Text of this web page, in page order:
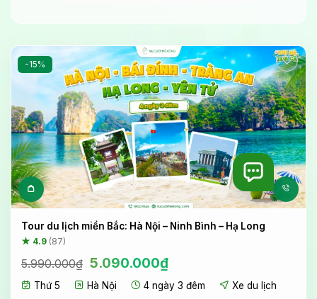
-15%
Tour du lịch miền Bắc: Hà Nội – Ninh Bình – Hạ Long
★ 4.9 (87)
5.990.000₫ Giá
là:
5.090.000₫Giá
hiện
tại
Thứ 5 Hà Nội 4 ngày 3 đêm Xe du lịch